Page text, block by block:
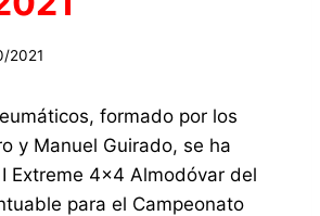
2021
formado por los
y Manuel Guirado, se ha
Extreme 4×4 Almodóvar del
para el Campeonato